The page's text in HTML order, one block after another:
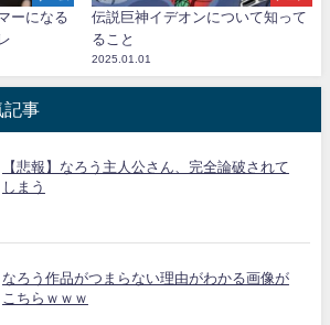
ーになる
伝説巨神イデオンについて知って
ること
2025.01.01
記事
【悲報】なろう主人公さん、完全論破されて
しまう
なろう作品がつまらない理由がわかる画像が
こちらｗｗｗ